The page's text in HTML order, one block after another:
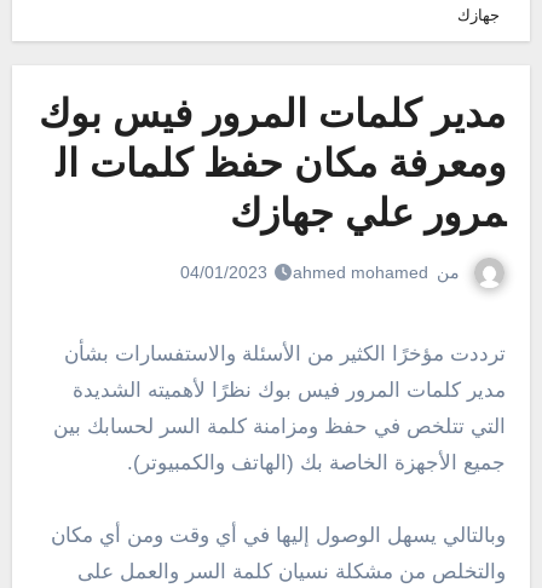
جهازك
مدير كلمات المرور فيس بوك
ومعرفة مكان حفظ كلمات ال
مرور علي جهازك
من ahmed mohamed
04/01/2023
ترددت مؤخرًا الكثير من الأسئلة والاستفسارات بشأن
مدير كلمات المرور فيس بوك نظرًا لأهميته الشديدة
التي تتلخص في حفظ ومزامنة كلمة السر لحسابك بين
جميع الأجهزة الخاصة بك (الهاتف والكمبيوتر).
وبالتالي يسهل الوصول إليها في أي وقت ومن أي مكان
والتخلص من مشكلة نسيان كلمة السر والعمل على